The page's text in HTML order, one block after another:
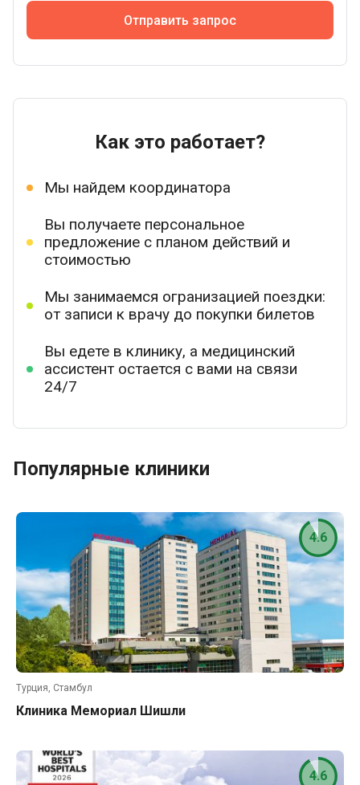
Отправить запрос
Как это работает?
Мы найдем координатора
Вы получаете персональное
предложение с планом действий и
стоимостью
Мы занимаемся огранизацией поездки:
от записи к врачу до покупки билетов
Вы едете в клинику, а медицинский
ассистент остается с вами на связи
24/7
Популярные клиники
Турция, Стамбул
Клиника Мемориал Шишли
4.6
4.6